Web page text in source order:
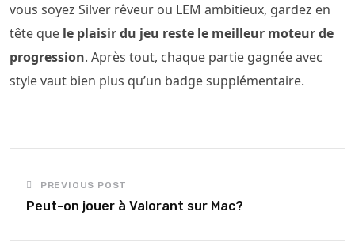
vous soyez Silver rêveur ou LEM ambitieux, gardez en
tête que le plaisir du jeu reste le meilleur moteur de
progression. Après tout, chaque partie gagnée avec
style vaut bien plus qu’un badge supplémentaire.
PREVIOUS POST
Peut-on jouer à Valorant sur Mac?